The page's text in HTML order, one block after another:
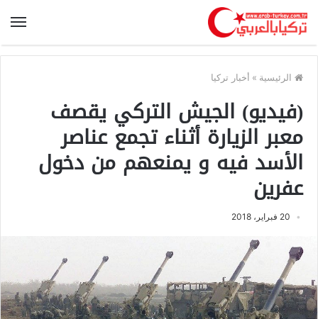
الرئيسية » أخبار تركيا
(فيديو) الجيش التركي يقصف
معبر الزيارة أثناء تجمع عناصر
الأسد فيه و يمنعهم من دخول
عفرين
20 فبراير، 2018